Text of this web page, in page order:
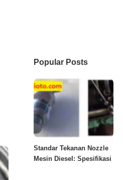
Popular Posts
Standar Tekanan Nozzle
Mesin Diesel: Spesifikasi